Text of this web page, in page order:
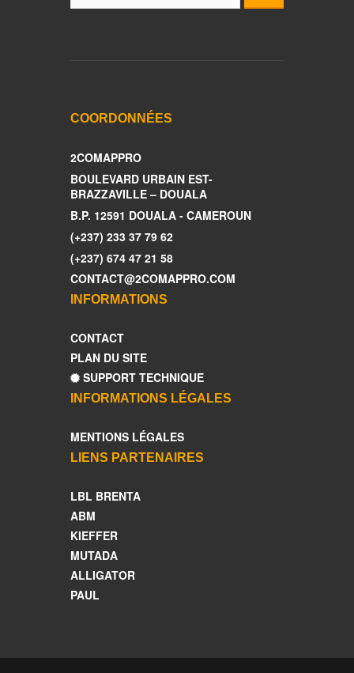
COORDONNÉES
2COMAPPRO
BOULEVARD URBAIN EST-
BRAZZAVILLE – DOUALA
B.P. 12591 DOUALA - CAMEROUN
(+237) 233 37 79 62
(+237) 674 47 21 58
CONTACT@2COMAPPRO.COM
INFORMATIONS
CONTACT
PLAN DU SITE
SUPPORT TECHNIQUE
INFORMATIONS LÉGALES
MENTIONS LÉGALES
LIENS PARTENAIRES
LBL BRENTA
ABM
KIEFFER
MUTADA
ALLIGATOR
PAUL